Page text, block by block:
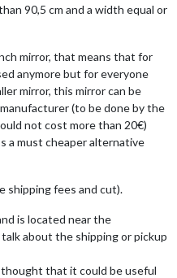
90,5 cm and a width equal or
mirror, that means that for
anymore but for everyone
mirror, this mirror can be
(to be done by the
not cost more than 20€)
a must cheaper alternative
shipping fees and cut).
is located near the
about the shipping or pickup
that it could be useful